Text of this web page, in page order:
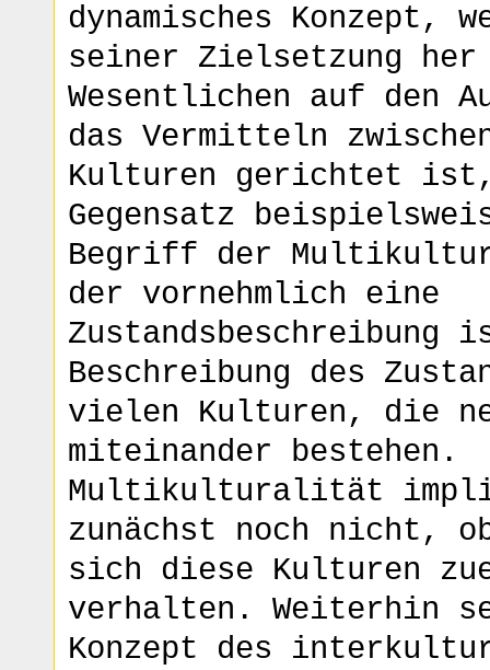
dynamisches Konzept,
seiner Zielsetzung her
Wesentlichen auf den
das Vermitteln
Kulturen gerichtet
Gegensatz
Begriff der
der vornehmlich eine
Zustandsbeschreibung
Beschreibung des
vielen Kulturen, die
miteinander bestehen.
Multikulturalität
zunächst noch nicht,
sich diese Kulturen
verhalten. Weiterhin
Konzept des